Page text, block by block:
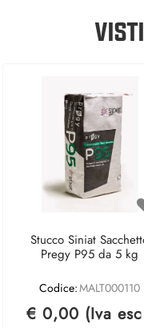
Stucco Siniat
Pregy P95 da 5 kg
Codice:MALT000110
€ 0,00 (Iva